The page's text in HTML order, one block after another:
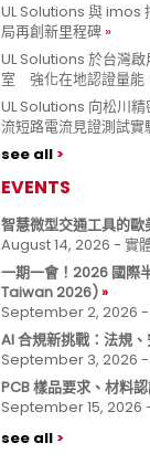
UL Solutions 與 imos
局再創新里程碑
UL Solutions 於台灣啟
室 強化在地認證量能
UL Solutions 向松川
流短路電流見證測試
see all
EVENTS
智慧微型交通工具的
August 14, 2026 - 實
一期一會！2026 國際
Taiwan 2026)
September 2, 2026 -
AI 合規新挑戰：法規
September 3, 2026 -
PCB 樣品要求、材料
September 15, 2026
see all